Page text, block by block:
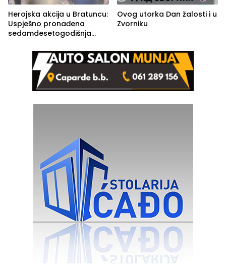
Herojska akcija u Bratuncu:
Uspješno pronađena
sedamdesetogodišnja
Kravice.
Ovog utorka Dan žalosti i u
Zvorniku